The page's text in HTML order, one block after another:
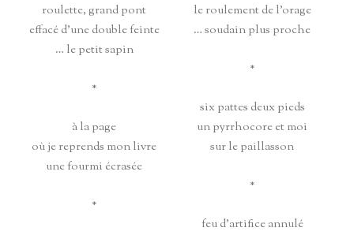
roulette, grand pont
effacé d’une double feinte
… le petit sapin
*
à la page
où je reprends mon livre
une fourmi écrasée
*
le roulement de l’orage
… soudain plus proche
*
six pattes deux pieds
un pyrrhocore et moi
sur le paillasson
*
feu d’artifice annulé